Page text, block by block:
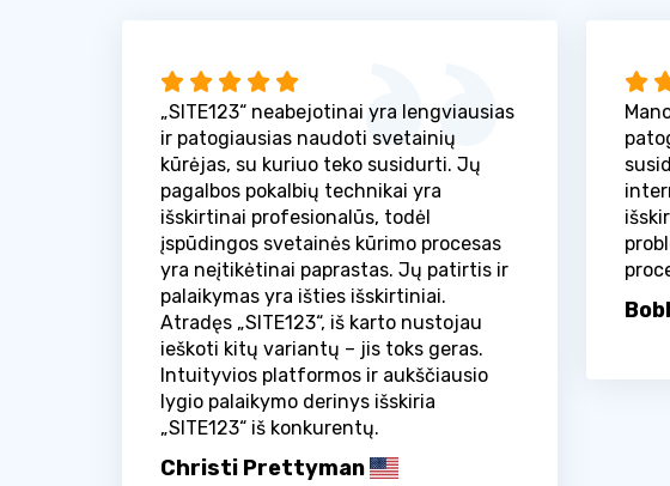
„SITE123“ neabejotinai yra lengviausias
ir patogiausias naudoti svetainių
kūrėjas, su kuriuo teko susidurti. Jų
pagalbos pokalbių technikai yra
išskirtinai profesionalūs, todėl
įspūdingos svetainės kūrimo procesas
yra neįtikėtinai paprastas. Jų patirtis ir
palaikymas yra išties išskirtiniai.
Atradęs „SITE123“, iš karto nustojau
ieškoti kitų variantų – jis toks geras.
Intuityvios platformos ir aukščiausio
lygio palaikymo derinys išskiria
„SITE123“ iš konkurentų.
Christi Prettyman